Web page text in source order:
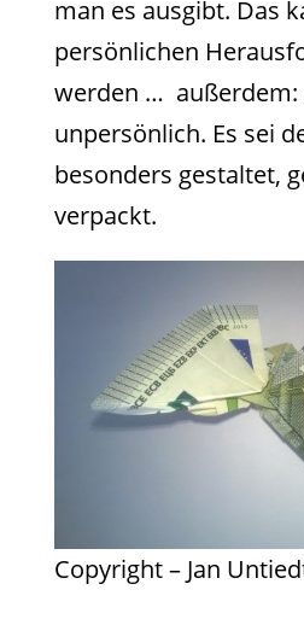
man es ausgibt. Das
persönlichen
werden … außerdem:
unpersönlich. Es sei
besonders gestaltet,
verpackt.
Copyright – Jan